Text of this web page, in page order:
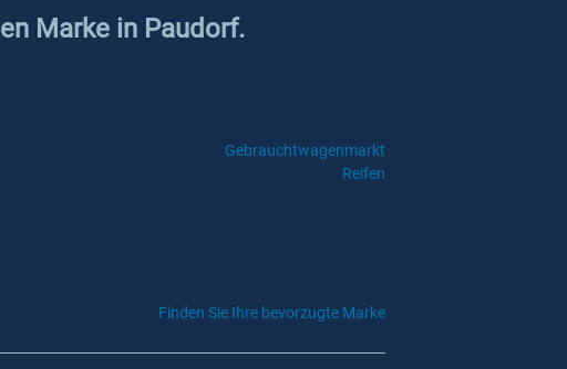
Marke in Paudorf.
Gebrauchtwagenmarkt
Reifen
Finden Sie Ihre bevorzugte Marke